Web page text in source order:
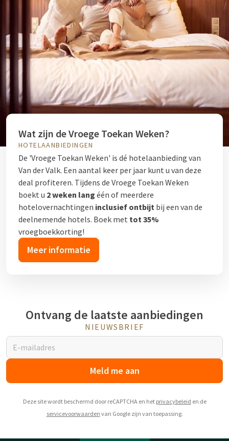
Wat zijn de Vroege Toekan Weken?
HOTELAANBIEDINGEN
De 'Vroege Toekan Weken' is dé hotelaanbieding van
Van der Valk. Een aantal keer per jaar kunt u van deze
deal profiteren. Tijdens de Vroege Toekan Weken
boekt u 2 weken lang één of meerdere
hotelovernachtingen inclusief ontbijt bij een van de
deelnemende hotels. Boek met tot 35%
vroegboekkorting!
Meer informatie
Ontvang de laatste aanbiedingen
NIEUWSBRIEF
Meld me aan
Deze site wordt beschermd door reCAPTCHA en het privacybeleid en de
servicevoorwaarden van Google zijn van toepassing.